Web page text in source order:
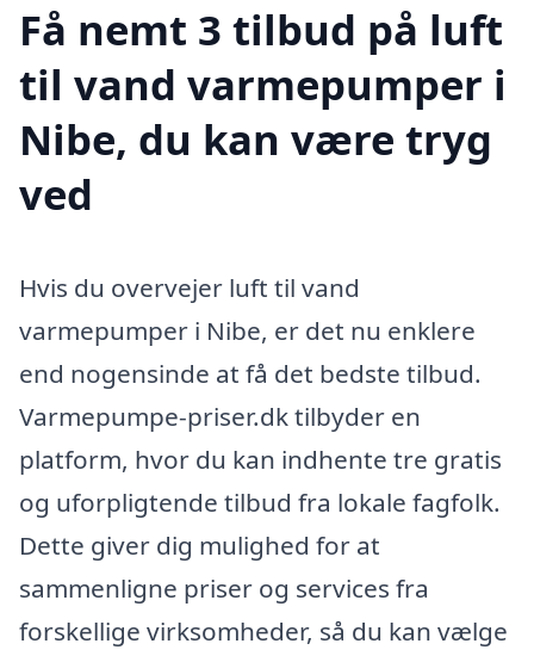
Få nemt 3 tilbud på luft
til vand varmepumper i
Nibe, du kan være tryg
ved
Hvis du overvejer luft til vand
varmepumper i Nibe, er det nu enklere
end nogensinde at få det bedste tilbud.
Varmepumpe-priser.dk tilbyder en
platform, hvor du kan indhente tre gratis
og uforpligtende tilbud fra lokale fagfolk.
Dette giver dig mulighed for at
sammenligne priser og services fra
forskellige virksomheder, så du kan vælge